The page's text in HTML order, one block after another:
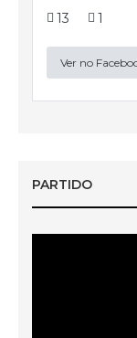
13 1
Ver no
PARTIDO